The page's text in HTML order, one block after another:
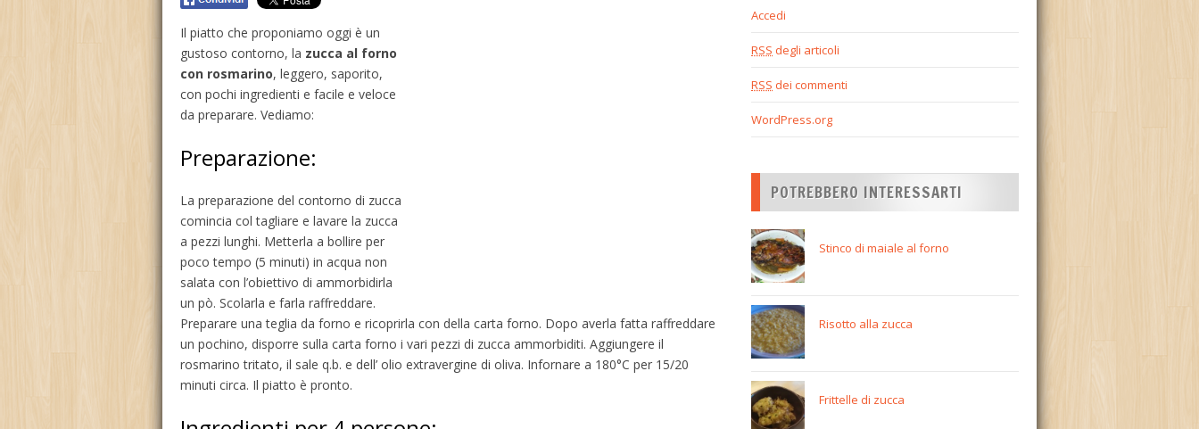
Il piatto che proponiamo oggi è un
gustoso contorno, la zucca al forno
con rosmarino, leggero, saporito,
con pochi ingredienti e facile e veloce
da preparare. Vediamo:
Preparazione:
La preparazione del contorno di zucca
comincia col tagliare e lavare la zucca
a pezzi lunghi. Metterla a bollire per
poco tempo (5 minuti) in acqua non
salata con l’obiettivo di ammorbidirla
un pò. Scolarla e farla raffreddare.
Preparare una teglia da forno e ricoprirla con della carta forno. Dopo averla fatta raffreddare
un pochino, disporre sulla carta forno i vari pezzi di zucca ammorbiditi. Aggiungere il
rosmarino tritato, il sale q.b. e dell’ olio extravergine di oliva. Infornare a 180°C per 15/20
minuti circa. Il piatto è pronto.
Accedi
RSS degli articoli
RSS dei commenti
WordPress.org
POTREBBERO INTERESSARTI
Stinco di maiale al forno
Risotto alla zucca
Frittelle di zucca